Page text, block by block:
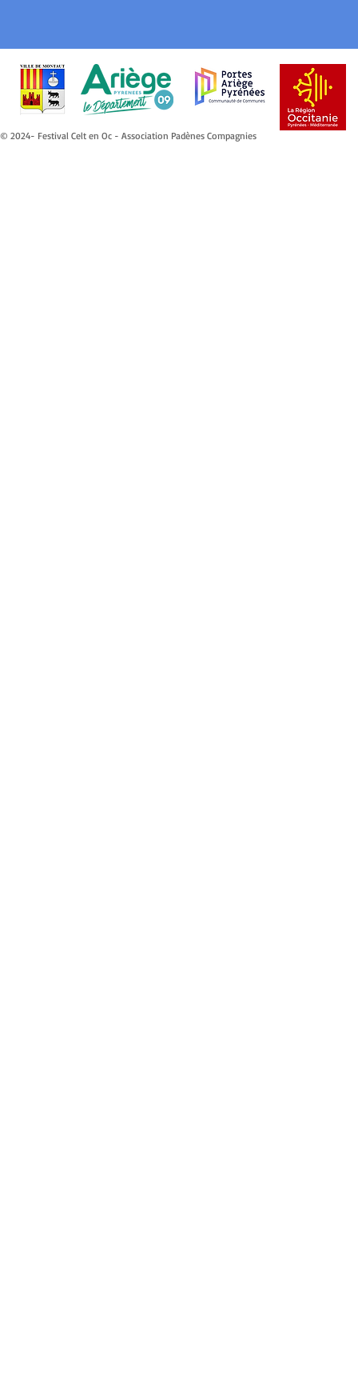
© 2024- Festival Celt en Oc - Association Padènes Compagnies